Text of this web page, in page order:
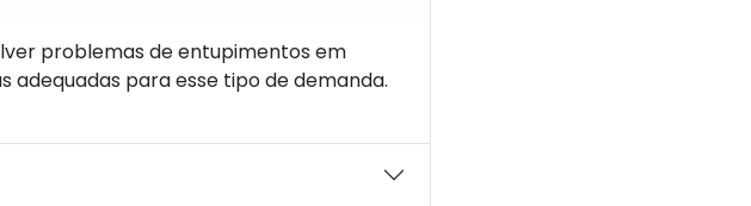
problemas de entupimentos em
para esse tipo de demanda.